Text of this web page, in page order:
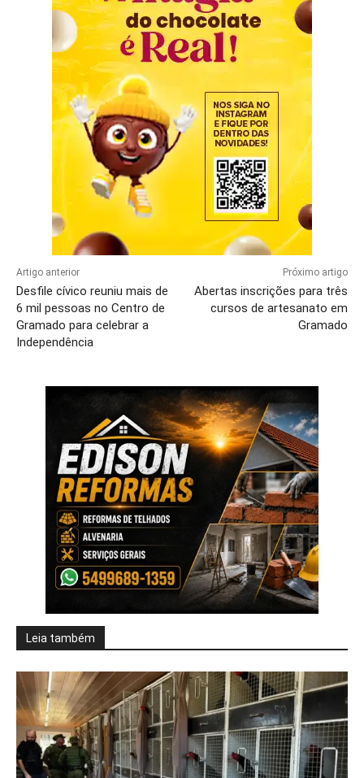
Artigo anterior
Desfile cívico reuniu mais de
6 mil pessoas no Centro de
Gramado para celebrar a
Independência
Próximo artigo
Abertas inscrições para três
cursos de artesanato em
Gramado
Leia também